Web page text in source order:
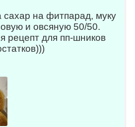
сахар на фитпарад, муку
и овсяную 50/50.
рецепт для пп-шников